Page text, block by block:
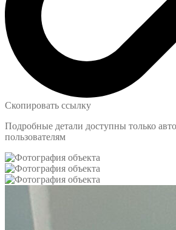
Скопировать ссылку
Подробные детали доступны только
пользователям